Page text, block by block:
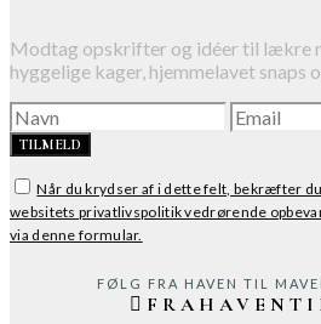
Modtag opskrifter og idéer til lækre
hyggelige kager, hjemmelavet snaps
TILMELD
Når du krydser af i dette felt, bekræfter
websitets privatlivspolitik vedrørende
via denne formular.
FØLG FRA HAVEN TIL